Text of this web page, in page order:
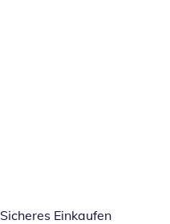
Sicheres Einkaufen